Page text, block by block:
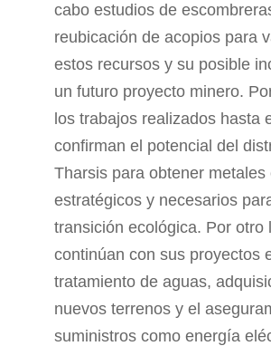
cabo estudios de
reubicación de acopios para
estos recursos y su posible
un futuro proyecto minero.
los trabajos realizados hasta
confirman el potencial del
Tharsis para obtener metales
estratégicos y necesarios
transición ecológica. Por otro
continúan con sus proyectos
tratamiento de aguas,
nuevos terrenos y el
suministros como energía